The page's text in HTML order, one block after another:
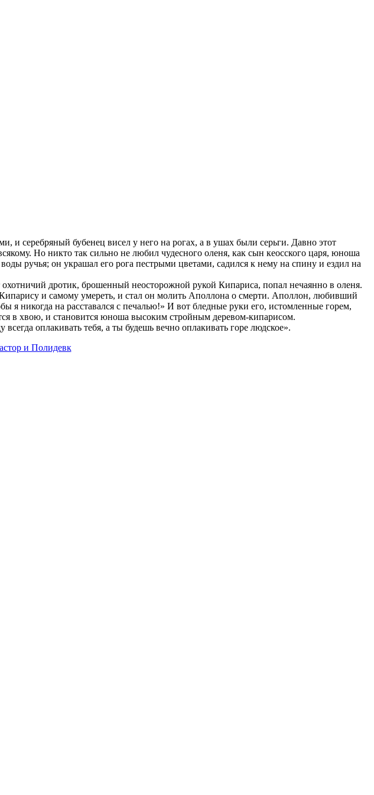
и серебряный бубенец висел у него на рогах, а в ушах были серьги. Давно этот
Но никто так сильно не любил чудесного оленя, как сын кеосского царя, юноша
ручья; он украшал его рога пестрыми цветами, садился к нему на спину и ездил на
дротик, брошенный неосторожной рукой Кипариса, попал нечаянно в оленя.
и самому умереть, и стал он молить Аполлона о смерти. Аполлон, любивший
я никогда на расставался с печалью!» И вот бледные руки его, истомленные горем,
в хвою, и становится юноша высоким стройным деревом-кипарисом.
оплакивать тебя, а ты будешь вечно оплакивать горе людское».
и Полидевк